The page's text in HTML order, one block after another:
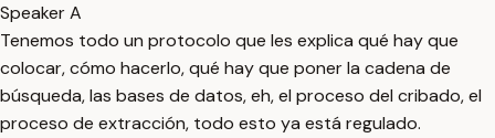
Speaker A
Tenemos todo un protocolo que les explica qué hay que
colocar, cómo hacerlo, qué hay que poner la cadena de
búsqueda, las bases de datos, eh, el proceso del cribado, el
proceso de extracción, todo esto ya está regulado.